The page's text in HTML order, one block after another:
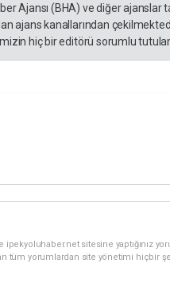
Ajansı (BHA) ve diğer ajanslar
ajans kanallarından
hiç bir editörü sorumlu
ipekyoluhaber.net sitesine yaptığınız
tüm yorumlardan site yönetimi hiçbir